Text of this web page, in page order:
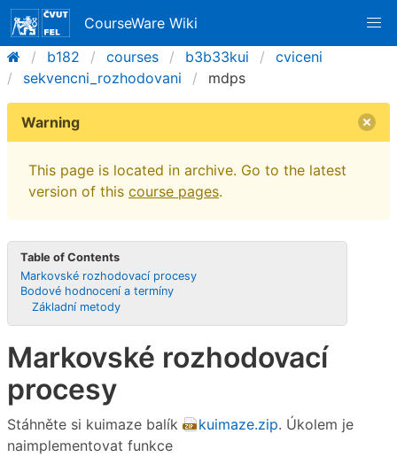
CourseWare Wiki
b182
courses b3b33kui
cviceni
sekvencni_rozhodovani
mdps
Warning
This page is located in archive. Go to the latest
version of this course pages.
Table of Contents
Markovské rozhodovací procesy
Bodové hodnocení a termíny
Základní metody
Markovské rozhodovací
procesy
Stáhněte si kuimaze balík kuimaze.zip. Úkolem je
naimplementovat funkce